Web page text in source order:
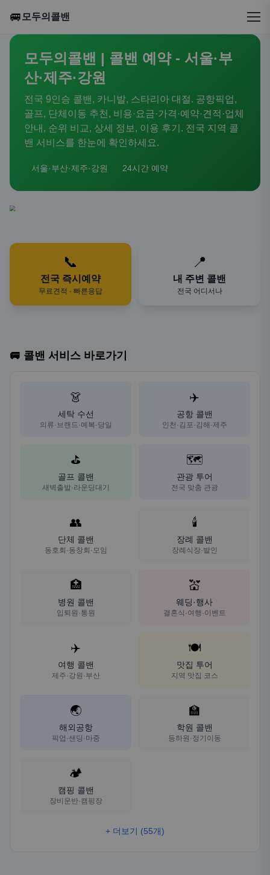
🚐 모두의콜밴
모두의콜밴 | 콜밴 예약 - 서울·부
산·제주·강원
전국 9인승 콜밴, 카니발, 스타리아 대절. 공항픽업,
골프, 단체이동 추천, 비용·요금·가격·예약·견적·업체
안내, 순위 비교, 상세 정보, 이용 후기. 전국 지역 콜
밴 서비스를 한눈에 확인하세요.
서울·부산·제주·강원 24시간 예약
📞
전국 즉시예약
무료견적 · 빠른응답
📍
내 주변 콜밴
전국 어디서나
🚐 콜밴 서비스 바로가기
👗
세탁 수선
의류·브랜드·예복·당일
✈️
공항 콜밴
인천·김포·김해·제주
⛳
골프 콜밴
새벽출발·라운딩대기
🗺️
관광 투어
전국 맞춤 관광
👥
단체 콜밴
동호회·동창회·모임
🕯️
장례 콜밴
장례식장·발인
🏥
병원 콜밴
입퇴원·통원
💒
웨딩·행사
결혼식·여행·이벤트
✈️
여행 콜밴
제주·강원·부산
🍽️
맛집 투어
지역 맛집 코스
🌏
해외공항
픽업·샌딩·마중
🏫
학원 콜밴
등하원·정기이동
🏕️
캠핑 콜밴
장비운반·캠핑장
+ 더보기 (55개)